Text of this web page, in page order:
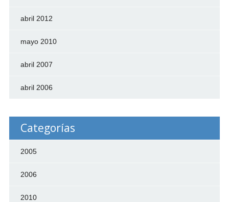
abril 2012
mayo 2010
abril 2007
abril 2006
Categorías
2005
2006
2010